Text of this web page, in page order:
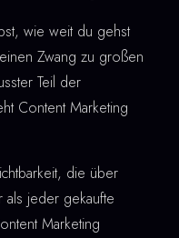
wie weit du gehst
Zwang zu großen
Teil der
Content Marketing
die über
als jeder gekaufte
Marketing